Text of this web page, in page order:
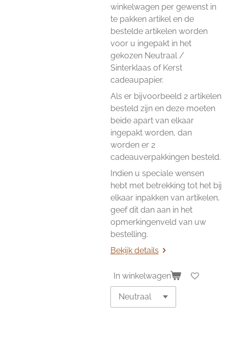
winkelwagen per gewenst in
te pakken artikel en de
bestelde artikelen worden
voor u ingepakt in het
gekozen Neutraal /
Sinterklaas of Kerst
cadeaupapier.
Als er bijvoorbeeld 2 artikelen
besteld zijn en deze moeten
beide apart van elkaar
ingepakt worden, dan
worden er 2
cadeauverpakkingen besteld.
Indien u speciale wensen
hebt met betrekking tot het bij
elkaar inpakken van artikelen,
geef dit dan aan in het
opmerkingenveld van uw
bestelling.
Bekijk details
In winkelwagen